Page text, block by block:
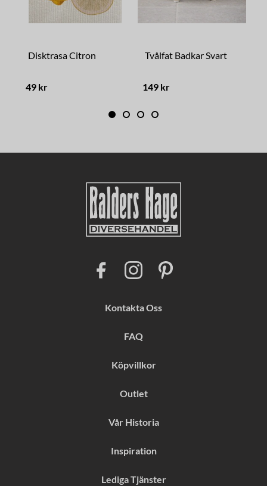
Disktrasa Citron
49 kr
Tvålfat Badkar Svart
149 kr
Kontakta Oss
FAQ
Köpvillkor
Outlet
Vår Historia
Inspiration
Lediga Tjänster
b
o
I
n
g
a
m